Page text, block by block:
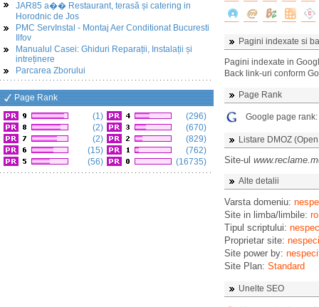
JAR85 a�� Restaurant, terasă și catering in
Horodnic de Jos
PMC ServInstal - Montaj Aer Conditionat Bucuresti
Ilfov
Manualul Casei: Ghiduri Reparații, Instalații și
intreținere
Parcarea Zborului
Page Rank
(1)
(2)
(2)
(15)
(56)
(296)
(670)
(829)
(762)
(16735)
Pagini indexate si
Pagini indexate in
Back link-uri conform
Page Rank
Google page rank:
Listare DMOZ
Site-ul
Alte detalii
Varsta domeniu:
Site in limba/limbile: ro
Tipul scriptului:
Proprietar site:
Site power by:
Site Plan: Standard
Unelte SEO